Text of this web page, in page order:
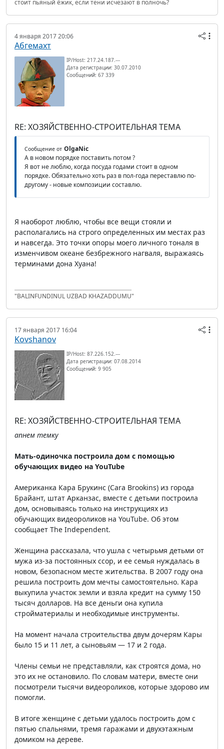
стоит пьяный ёжик, если тени исчезают в полночь?
4 января 2017 20:06
Абгемахт
IP/Host: 217.24.187.---
Дата регистрации: 30.07.2010
Сообщений: 67 339
RE: ХОЗЯЙСТВЕННО-СТРОИТЕЛЬНАЯ ТЕМА
Сообщение от OlgaNic
А в новом порядке поставить потом ?
Я вот не люблю, когда посуда годами стоит в одном
порядке. Обязательно хоть раз в пол-года переставлю по-
другому - новые композиции составлю.
Я наоборот люблю, чтобы все вещи стояли и
располагались на строго определенных им местах раз
и навсегда. Это точки опоры моего личного тоналя в
изменчивом океане безбрежного нагваля, выражаясь
терминами дона Хуана!
"BALINFUNDINUL UZBAD KHAZADDUMU"
17 января 2017 16:04
Kovshanov
IP/Host: 87.226.152.---
Дата регистрации: 07.08.2014
Сообщений: 9 905
RE: ХОЗЯЙСТВЕННО-СТРОИТЕЛЬНАЯ ТЕМА
апнем темку
Мать-одиночка построила дом с помощью
обучающих видео на YouTube
Американка Кара Брукинс (Cara Brookins) из города
Брайант, штат Арканзас, вместе с детьми построила
дом, основываясь только на инструкциях из
обучающих видеороликов на YouTube. Об этом
сообщает The Independent.
Женщина рассказала, что ушла с четырьмя детьми от
мужа из-за постоянных ссор, и ее семья нуждалась в
новом, безопасном месте жительства. В 2007 году она
решила построить дом мечты самостоятельно. Кара
выкупила участок земли и взяла кредит на сумму 150
тысяч долларов. На все деньги она купила
стройматериалы и необходимые инструменты.
На момент начала строительства двум дочерям Кары
было 15 и 11 лет, а сыновьям — 17 и 2 года.
Члены семьи не представляли, как строятся дома, но
это их не остановило. По словам матери, вместе они
посмотрели тысячи видеороликов, которые здорово им
помогли.
В итоге женщине с детьми удалось построить дом с
пятью спальнями, тремя гаражами и двухэтажным
домиком на дереве.